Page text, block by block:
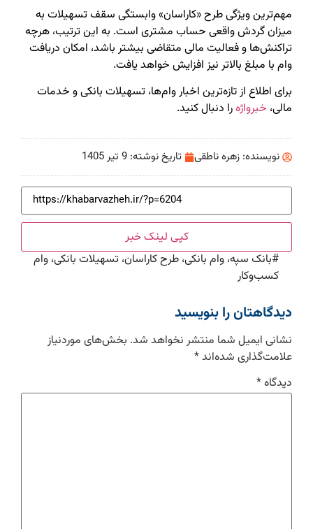
مهم‌ترین ویژگی طرح «کاراسان» وابستگی سقف تسهیلات به
میزان گردش واقعی حساب مشتری است. به این ترتیب، هرچه
تراکنش‌ها و فعالیت مالی متقاضی بیشتر باشد، امکان دریافت
وام با مبلغ بالاتر نیز افزایش خواهد یافت.
برای اطلاع از تازه‌ترین اخبار وام‌ها، تسهیلات بانکی و خدمات
مالی، خبرواژهرا دنبال کنید.
نویسنده: زهره ناطقی تاریخ نوشته: 9 تیر 1405
کپی لینک خبر
#بانک سپه، وام بانکی، طرح کاراسان، تسهیلات بانکی، وام
کسب‌وکار
دیدگاهتان را بنویسید
نشانی ایمیل شما منتشر نخواهد شد. بخش‌های موردنیاز
علامت‌گذاری شده‌اند*
دیدگاه*